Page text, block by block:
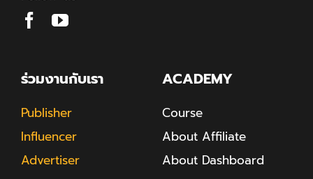
ร่วมงานกับเรา
Publisher
Influencer
Advertiser
ACADEMY
Course
About Affiliate
About Dashboard